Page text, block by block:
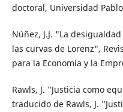
doctoral, Universidad
Núñez, J.J. "La
las curvas de Lorenz",
para la Economía y la
Rawls, J. "Justicia como
traducido de Rawls, J.